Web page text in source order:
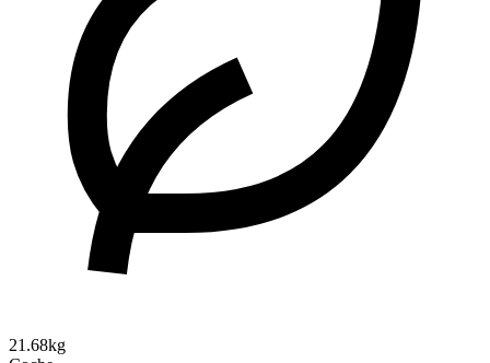
21.68kg